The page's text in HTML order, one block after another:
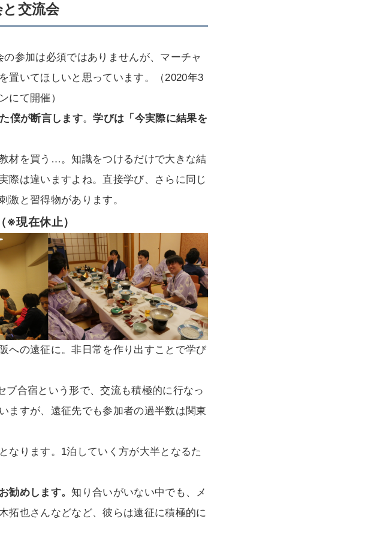
交流会
参加は必須ではありませんが、マーチャ
置いてほしいと思っています。（2020年3
にて開催）
僕が断言します。学びは「今実際に結果を
材を買う…。知識をつけるだけで大きな結
際は違いますよね。直接学び、さらに同じ
激と習得物があります。
※現在休止）
への遠征に。非日常を作り出すことで学び
合宿という形で、交流も積極的に行なっ
ますが、遠征先でも参加者の過半数は関東
なります。1泊していく方が大半となるた
勧めします。知り合いがいない中でも、メ
拓也さんなどなど、彼らは遠征に積極的に